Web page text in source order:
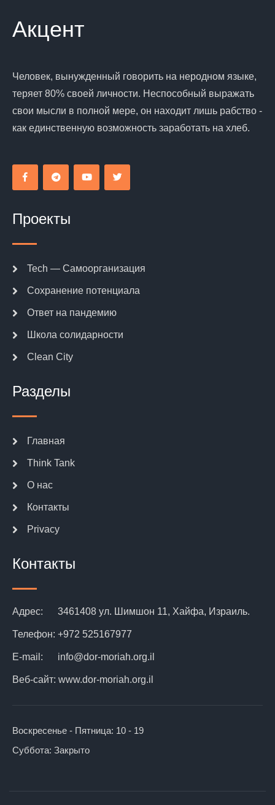
Акцент
Человек, вынужденный говорить на неродном языке,
теряет 80% своей личности. Неспособный выражать
свои мысли в полной мере, он находит лишь рабство -
как единственную возможность заработать на хлеб.
Проекты
Tech — Самоорганизация
Сохранение потенциала
Ответ на пандемию
Школа солидарности
Clean City
Разделы
Главная
Think Tank
О нас
Контакты
Privacy
Контакты
Адрес: 3461408 ул. Шимшон 11, Хайфа, Израиль.
Телефон: +972 525167977
E-mail: info@dor-moriah.org.il
Веб-сайт: www.dor-moriah.org.il
Воскресенье - Пятница: 10 - 19
Суббота: Закрыто